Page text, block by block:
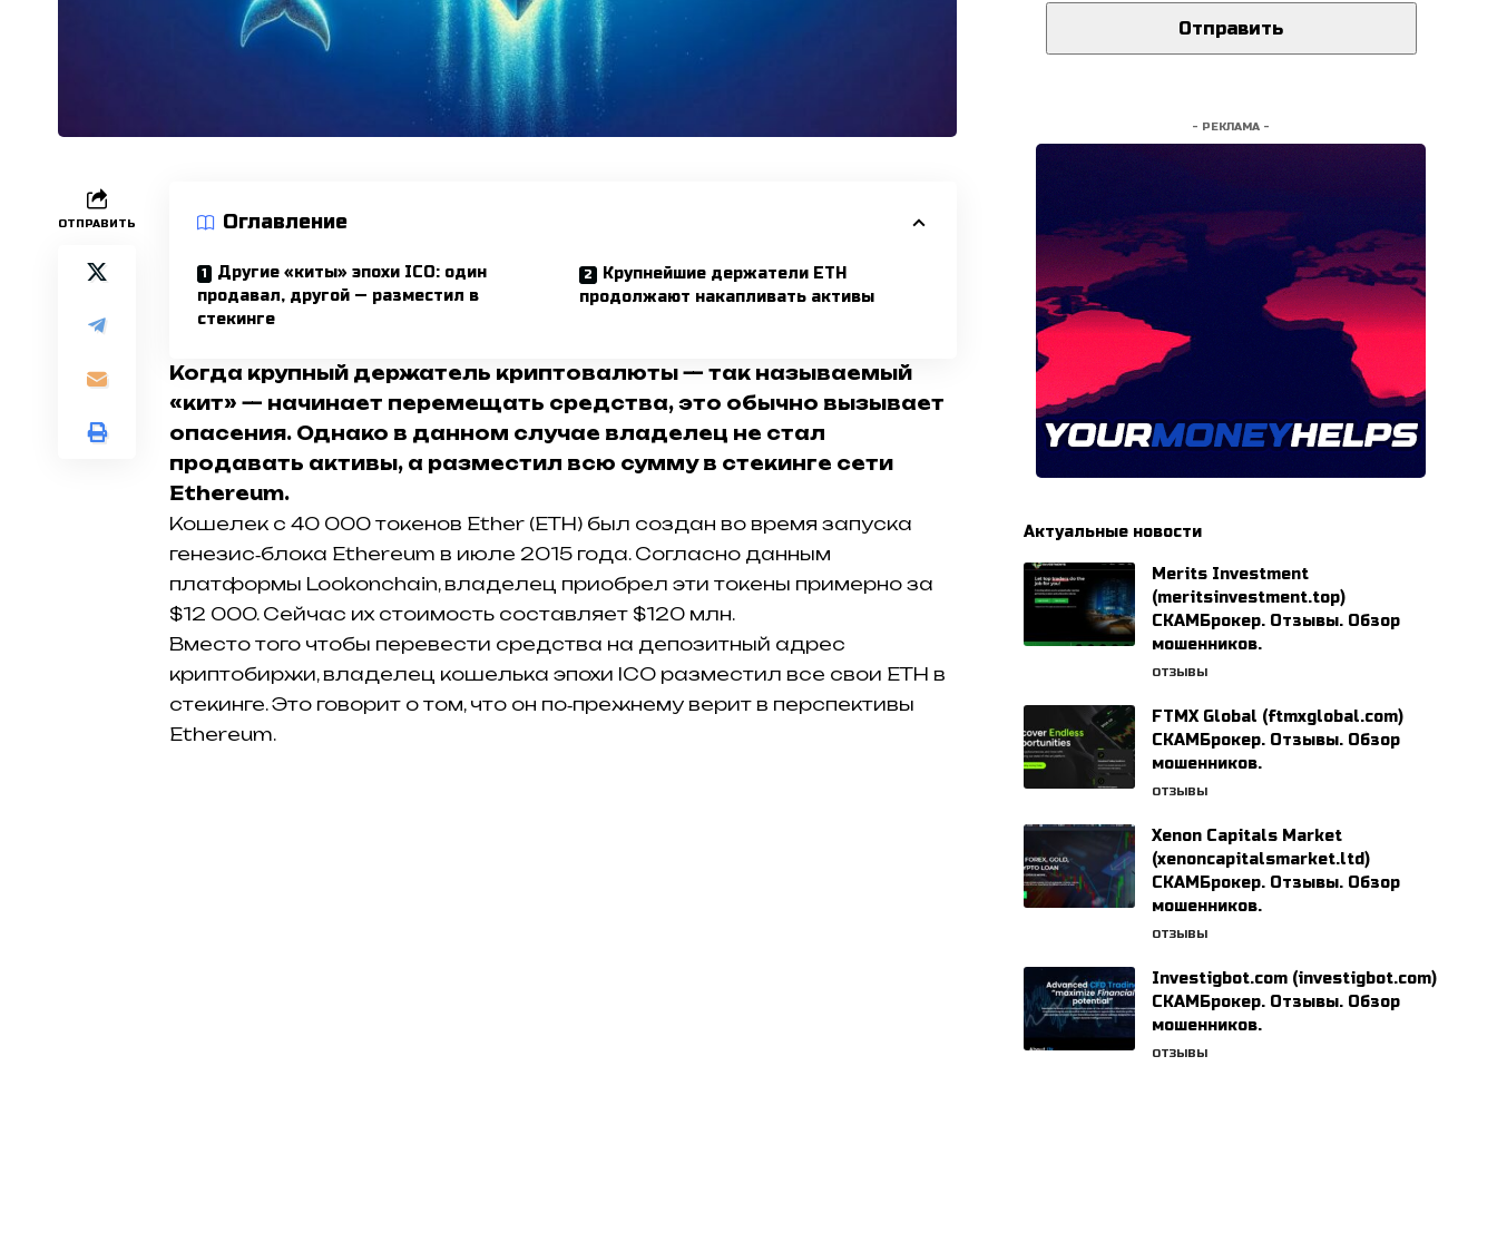
ОТПРАВИТЬ Оглавление
Другие «киты» эпохи ICO: один
продавал, другой — разместил в
стекинге
Крупнейшие держатели ETH
продолжают накапливать активы
Когда крупный держатель криптовалюты — так называемый
«кит» — начинает перемещать средства, это обычно вызывает
опасения. Однако в данном случае владелец не стал
продавать активы, а разместил всю сумму в стекинге сети
Ethereum.
Кошелек с 40 000 токенов Ether (ETH) был создан во время запуска
генезис‑блока Ethereum в июле 2015 года. Согласно данным
платформы Lookonchain, владелец приобрел эти токены примерно за
$12 000. Сейчас их стоимость составляет $120 млн.
Вместо того чтобы перевести средства на депозитный адрес
криптобиржи, владелец кошелька эпохи ICO разместил все свои ETH в
стекинге. Это говорит о том, что он по‑прежнему верит в перспективы
Ethereum.
- РЕКЛАМА -
Актуальные новости
Merits Investment
(meritsinvestment.top)
СКАМБрокер. Отзывы. Обзор
мошенников.
ОТЗЫВЫ
FTMX Global (ftmxglobal.com)
СКАМБрокер. Отзывы. Обзор
мошенников.
ОТЗЫВЫ
Xenon Capitals Market
(xenoncapitalsmarket.ltd)
СКАМБрокер. Отзывы. Обзор
мошенников.
ОТЗЫВЫ
Investigbot.com (investigbot.com)
СКАМБрокер. Отзывы. Обзор
мошенников.
ОТЗЫВЫ